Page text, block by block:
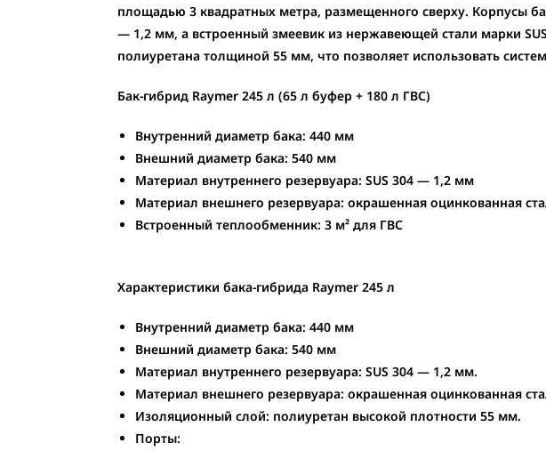
площадью 3 квадратных метра, размещенного сверху. Корпусы
— 1,2 мм, а встроенный змеевик из нержавеющей стали марки
полиуретана толщиной 55 мм, что позволяет использовать
Бак-гибрид Raymer 245 л (65 л буфер + 180 л ГВС)
Внутренний диаметр бака: 440 мм
Внешний диаметр бака: 540 мм
Материал внутреннего резервуара: SUS 304 — 1,2 мм
Материал внешнего резервуара: окрашенная оцинкованная
Встроенный теплообменник: 3 м² для ГВС
Характеристики бака-гибрида Raymer 245 л
Внутренний диаметр бака: 440 мм
Внешний диаметр бака: 540 мм
Материал внутреннего резервуара: SUS 304 — 1,2 мм.
Материал внешнего резервуара: окрашенная оцинкованная
Изоляционный слой: полиуретан высокой плотности 55 мм.
Порты: